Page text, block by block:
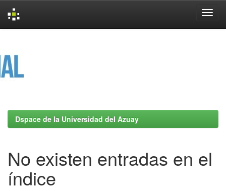
Dspace de la Universidad del Azuay
No existen entradas en el
índice